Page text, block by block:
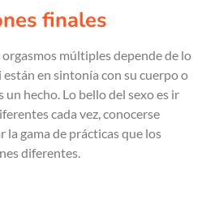
finales
múltiples depende de lo
están en sintonía con su cuerpo o
un hecho. Lo bello del sexo es ir
cada vez, conocerse
la gama de prácticas que los
diferentes.